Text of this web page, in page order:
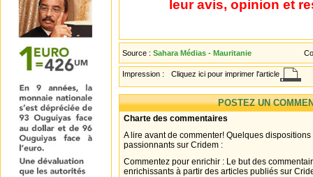
leur avis, opinion et
Source : Sahara Médias - Mauritanie
Impression : Cliquez ici pour imprimer l'article
POSTEZ UN
Charte des commentaires
A lire avant de commenter! Quelques
passionnants sur Cridem :
Commentez pour enrichir : Le but des
enrichissants à partir des articles publiés sur